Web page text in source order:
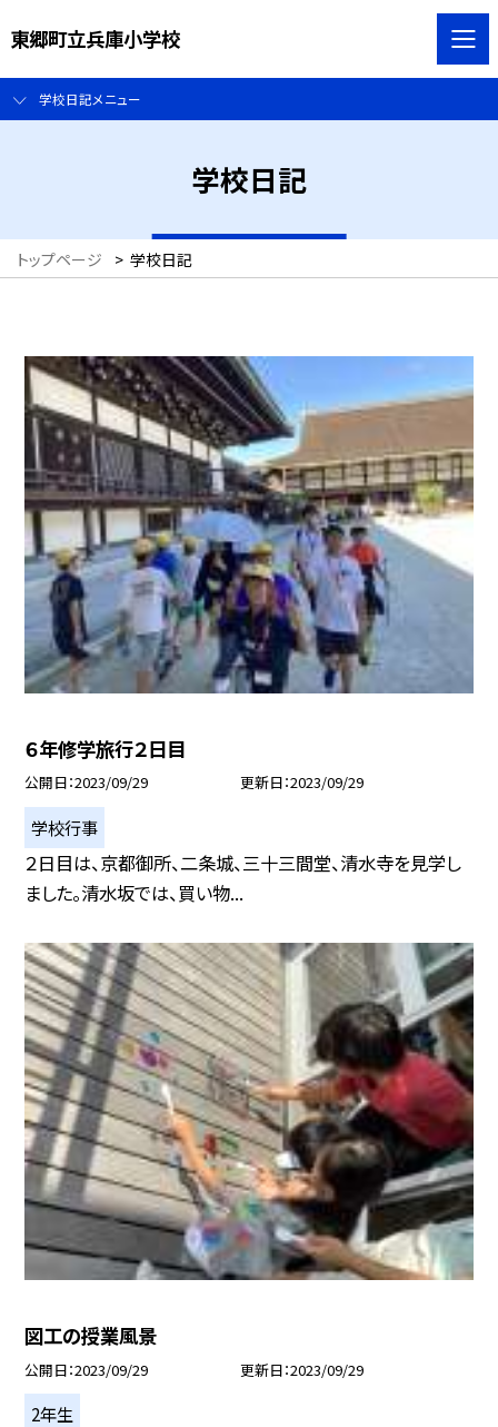
東郷町立兵庫小学校
学校日記メニュー
学校日記
トップページ > 学校日記
６年修学旅行２日目
公開日 2023/09/29 更新日 2023/09/29
学校行事
２日目は、京都御所、二条城、三十三間堂、清水寺を見学し
ました。清水坂では、買い物...
図工の授業風景
公開日 2023/09/29 更新日 2023/09/29
2年生